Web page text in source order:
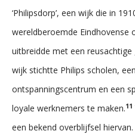
‘Philipsdorp’, een wijk die in
wereldberoemde Eindhovense
uitbreidde met een
wijk stichtte Philips scholen,
ontspanningscentrum en een
loyale werknemers te maken.11
een bekend overblijfsel